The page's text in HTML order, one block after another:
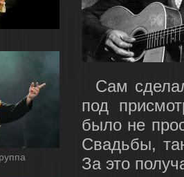
Сам
под
было не
Свадьбы,
За это